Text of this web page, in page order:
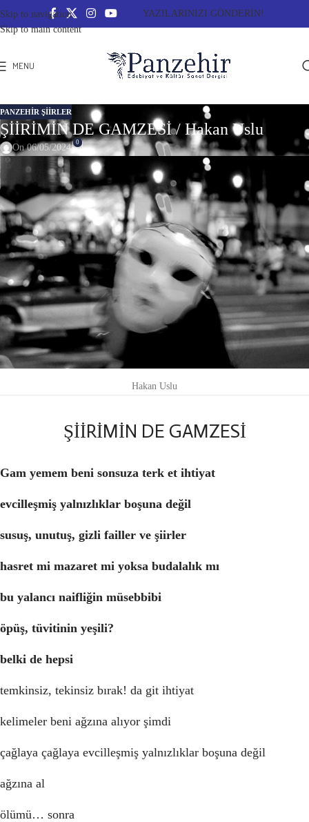
Skip to navigation
Skip to main content
YAZILARINIZI GÖNDERİN!
MENU
PANZEHIR ŞIIRLER
ŞİİRİMİN DE GAMZESİ / Hakan Uslu
On 06/05/2024 0
Hakan Uslu
ŞİİRİMİN DE GAMZESİ
Gam yemem beni sonsuza terk et ihtiyat
evcilleşmiş yalnızlıklar boşuna değil
susuş, unutuş, gizli failler ve şiirler
hasret mi mazaret mi yoksa budalalık mı
bu yalancı naifliğin müsebbibi
öpüş, tüvitinin yeşili?
belki de hepsi
temkinsiz, tekinsiz bırak! da git ihtiyat
kelimeler beni ağzına alıyor şimdi
çağlaya çağlaya evcilleşmiş yalnızlıklar boşuna değil
ağzına al
ölümü… sonra